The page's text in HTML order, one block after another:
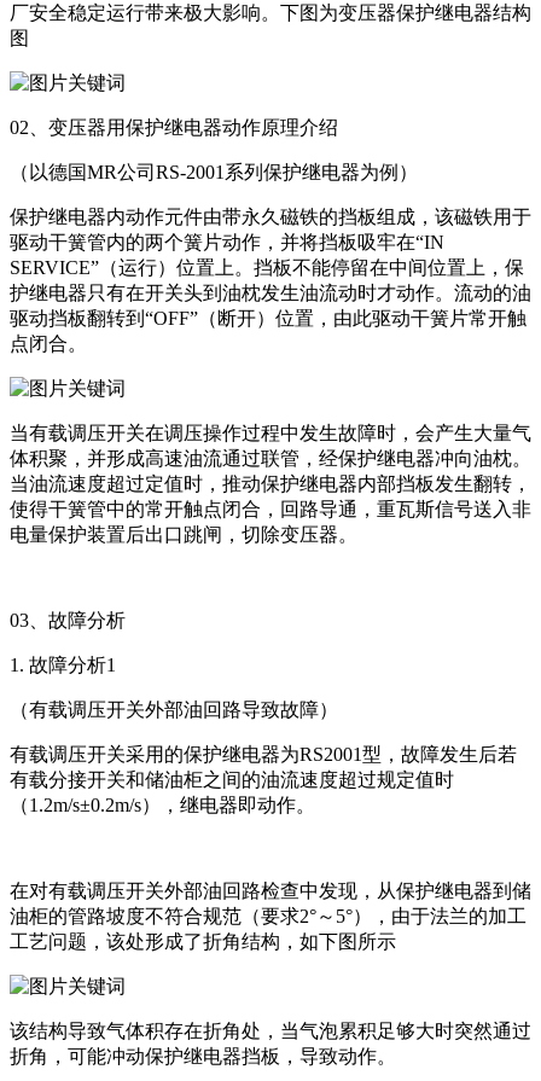
厂安全稳定运行带来极大影响。下图为变压器保护继电器结构
图
02、变压器用保护继电器动作原理介绍
（以德国MR公司RS-2001系列保护继电器为例）
保护继电器内动作元件由带永久磁铁的挡板组成，该磁铁用于
驱动干簧管内的两个簧片动作，并将挡板吸牢在“IN
SERVICE”（运行）位置上。挡板不能停留在中间位置上，保
护继电器只有在开关头到油枕发生油流动时才动作。流动的油
驱动挡板翻转到“OFF”（断开）位置，由此驱动干簧片常开触
点闭合。
当有载调压开关在调压操作过程中发生故障时，会产生大量气
体积聚，并形成高速油流通过联管，经保护继电器冲向油枕。
当油流速度超过定值时，推动保护继电器内部挡板发生翻转，
使得干簧管中的常开触点闭合，回路导通，重瓦斯信号送入非
电量保护装置后出口跳闸，切除变压器。
03、故障分析
1. 故障分析1
（有载调压开关外部油回路导致故障）
有载调压开关采用的保护继电器为RS2001型，故障发生后若
有载分接开关和储油柜之间的油流速度超过规定值时
（1.2m/s±0.2m/s），继电器即动作。
在对有载调压开关外部油回路检查中发现，从保护继电器到储
油柜的管路坡度不符合规范（要求2°～5°），由于法兰的加工
工艺问题，该处形成了折角结构，如下图所示
该结构导致气体积存在折角处，当气泡累积足够大时突然通过
折角，可能冲动保护继电器挡板，导致动作。